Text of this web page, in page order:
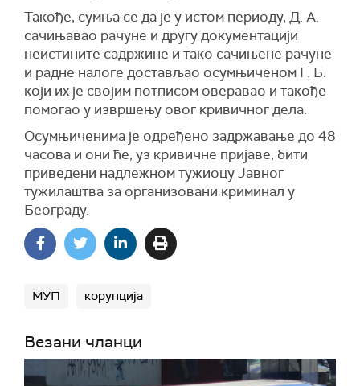
Такође, сумња се да је у истом периоду, Д. А.
сачињавао рачуне и другу документацији
неистините садржине и тако сачињене рачуне
и радне налоге достављао осумњиченом Г. Б.
који их је својим потписом оверавао и такође
помогао у извршењу овог кривичног дела.
Осумњиченима је одређено задржавање до 48
часова и они ће, уз кривичне пријаве, бити
приведени надлежном тужиоцу Јавног
тужилаштва за организовани криминал у
Београду.
МУП корупција
Везани чланци